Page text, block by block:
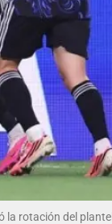
la rotación del plantel